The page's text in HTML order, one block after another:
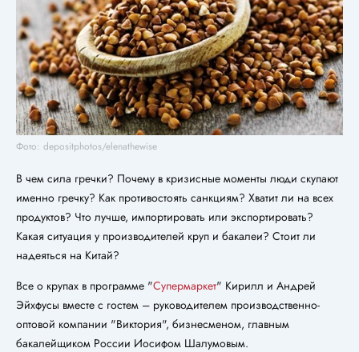
Фото: depositphotos/elenathewise
В чем сила гречки? Почему в кризисные моменты люди скупают
именно гречку? Как противостоять санкциям? Хватит ли на всех
продуктов? Что лучше, импортировать или экспортировать?
Какая ситуация у производителей круп и бакалеи? Стоит ли
надеяться на Китай?
Все о крупах в программе "Супермаркет" Кирилл и Андрей
Эйхфусы вместе с гостем – руководителем производственно-
оптовой компании "Виктория", бизнесменом, главным
бакалейщиком России Иосифом Шалумовым.